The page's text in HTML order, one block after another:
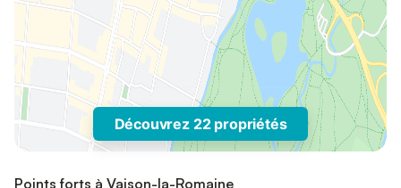
Découvrez 22 propriétés
Points forts à Vaison-la-Romaine